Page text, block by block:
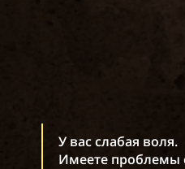
У вас слабая воля.
Имеете проблемы